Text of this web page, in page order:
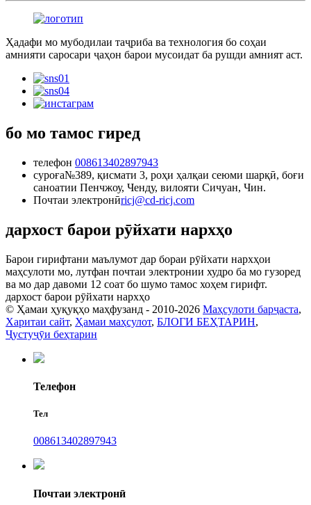
Ҳадафи мо мубодилаи таҷриба ва технология бо соҳаи
амнияти саросари ҷаҳон барои мусоидат ба рушди амният аст.
бо мо тамос гиред
телефон 008613402897943
суроға№389, қисмати 3, роҳи ҳалқаи сеюми шарқӣ, боғи
саноатии Пенчжоу, Ченду, вилояти Сичуан, Чин.
Почтаи электронӣricj@cd-ricj.com
дархост барои рӯйхати нархҳо
Барои гирифтани маълумот дар бораи рӯйхати нархҳои
маҳсулоти мо, лутфан почтаи электронии худро ба мо гузоред
ва мо дар давоми 12 соат бо шумо тамос хоҳем гирифт.
дархост барои рӯйхати нархҳо
© Ҳамаи ҳуқуқҳо маҳфузанд - 2010-2026 Маҳсулоти барҷаста,
Харитаи сайт, Ҳамаи маҳсулот, БЛОГИ БЕҲТАРИН,
Ҷустуҷӯи беҳтарин
Телефон
Тел
008613402897943
Почтаи электронӣ